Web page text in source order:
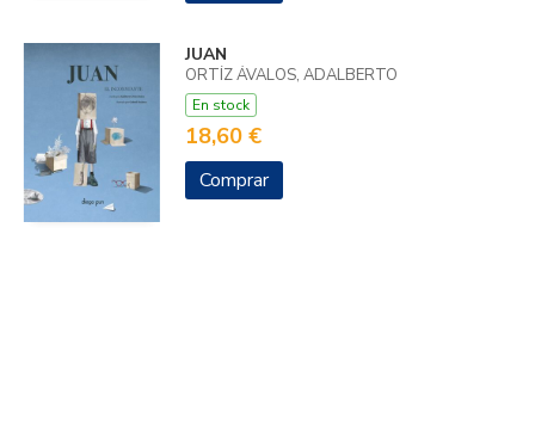
JUAN
ORTÍZ ÁVALOS, ADALBERTO
En stock
18,60 €
Comprar